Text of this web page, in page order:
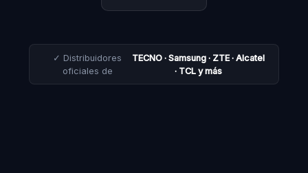
✓ Distribuidores
oficiales de
TECNO · Samsung · ZTE · Alcatel
· TCL y más